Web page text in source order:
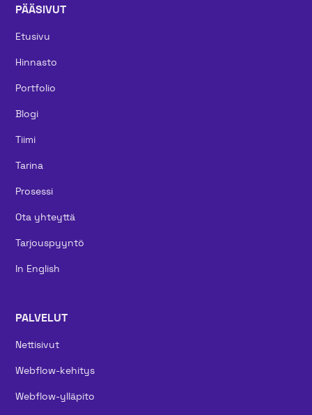
PÄÄSIVUT
Etusivu
Hinnasto
Portfolio
Blogi
Tiimi
Tarina
Prosessi
Ota yhteyttä
Tarjouspyyntö
In English
PALVELUT
Nettisivut
Webflow-kehitys
Webflow-ylläpito